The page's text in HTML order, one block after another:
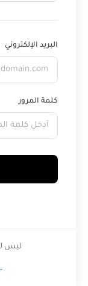
البريد الإلكتروني
كلمة المرور
ليس